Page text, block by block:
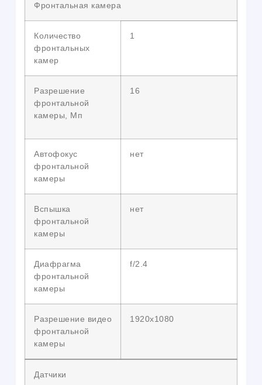
Фронтальная камера
Количество
фронтальных
камер
1
Разрешение
фронтальной
камеры, Мп
16
Автофокус
фронтальной
камеры
нет
Вспышка
фронтальной
камеры
нет
Диафрагма
фронтальной
камеры
f/2.4
Разрешение видео
фронтальной
камеры
1920х1080
Датчики